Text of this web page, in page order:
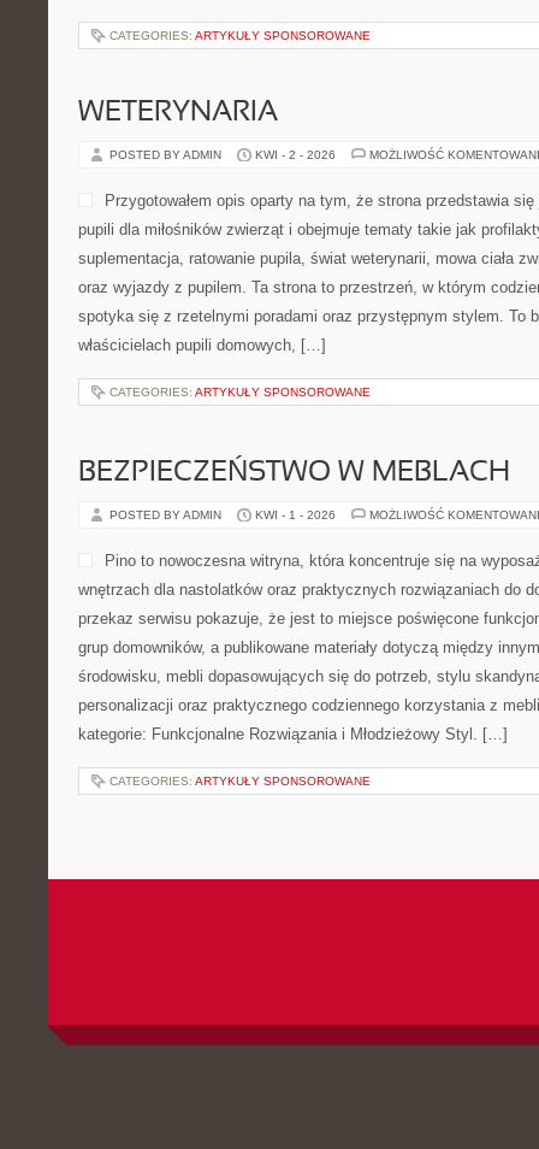
CATEGORIES: ARTYKUŁY SPONSOROWANE
WETERYNARIA
POSTED BY ADMIN KWI - 2 - 2026 MOŻLIWOŚĆ
Przygotowałem opis oparty na tym, że strona przedstawia
pupili dla miłośników zwierząt i obejmuje tematy takie jak
suplementacja, ratowanie pupila, świat weterynarii, mowa ciała
oraz wyjazdy z pupilem. Ta strona to przestrzeń, w którym
spotyka się z rzetelnymi poradami oraz przystępnym stylem. To
właścicielach pupili domowych, […]
CATEGORIES: ARTYKUŁY SPONSOROWANE
BEZPIECZEŃSTWO W MEBLACH
POSTED BY ADMIN KWI - 1 - 2026 MOŻLIWOŚĆ
Pino to nowoczesna witryna, która koncentruje się na
wnętrzach dla nastolatków oraz praktycznych rozwiązaniach do
przekaz serwisu pokazuje, że jest to miejsce poświęcone
grup domowników, a publikowane materiały dotyczą między
środowisku, mebli dopasowujących się do potrzeb, stylu
personalizacji oraz praktycznego codziennego korzystania z
kategorie: Funkcjonalne Rozwiązania i Młodzieżowy Styl. […]
CATEGORIES: ARTYKUŁY SPONSOROWANE